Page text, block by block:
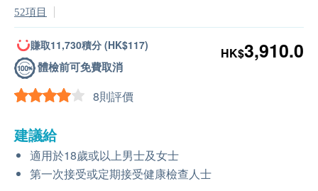
52項目
賺取11,730積分 (HK$117)
體檢前可免費取消
8則評價
HK$3,910.0
建議給
適用於18歲或以上男士及女士
第一次接受或定期接受健康檢查人士